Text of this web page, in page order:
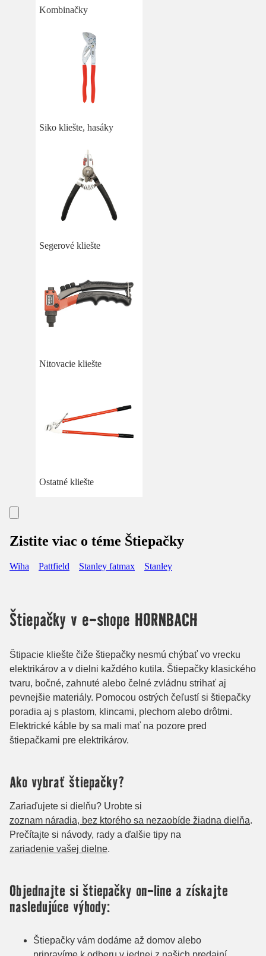
Kombinačky
Siko kliešte, hasáky
Segerové kliešte
Nitovacie kliešte
Ostatné kliešte
Zistite viac o téme Štiepačky
Wiha Pattfield Stanley fatmax Stanley